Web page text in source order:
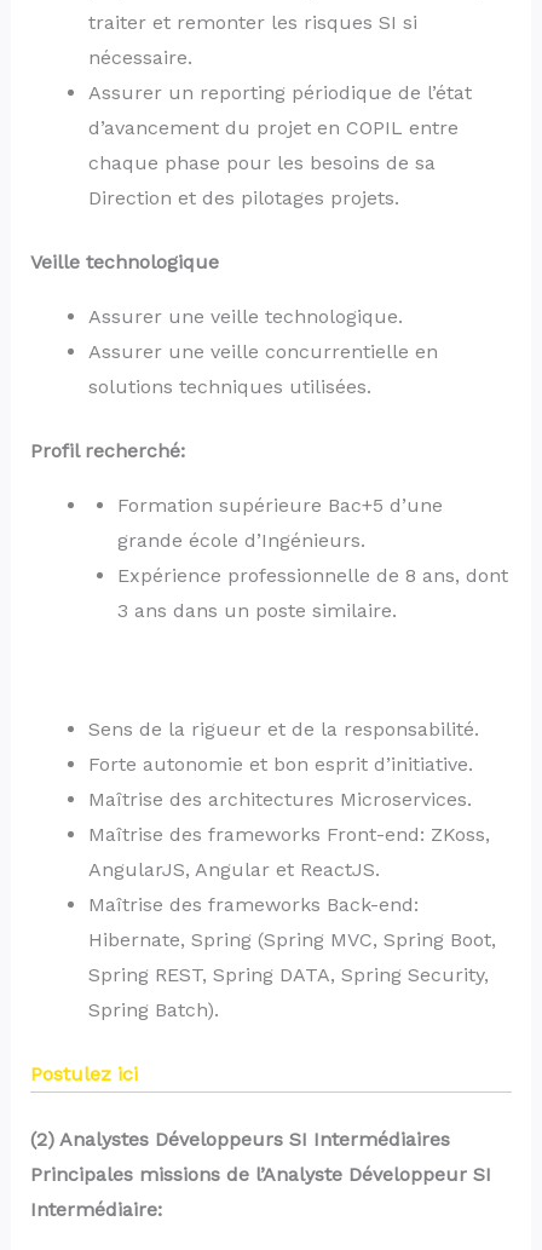
traiter et remonter les risques SI si
nécessaire.
Assurer un reporting périodique de l’état
d’avancement du projet en COPIL entre
chaque phase pour les besoins de sa
Direction et des pilotages projets.
Veille technologique
Assurer une veille technologique.
Assurer une veille concurrentielle en
solutions techniques utilisées.
Profil recherché:
Formation supérieure Bac+5 d’une
grande école d’Ingénieurs.
Expérience professionnelle de 8 ans, dont
3 ans dans un poste similaire.
Sens de la rigueur et de la responsabilité.
Forte autonomie et bon esprit d’initiative.
Maîtrise des architectures Microservices.
Maîtrise des frameworks Front-end: ZKoss,
AngularJS, Angular et ReactJS.
Maîtrise des frameworks Back-end:
Hibernate, Spring (Spring MVC, Spring Boot,
Spring REST, Spring DATA, Spring Security,
Spring Batch).
Postulez ici
(2) Analystes Développeurs SI Intermédiaires
Principales missions de l’Analyste Développeur SI
Intermédiaire: